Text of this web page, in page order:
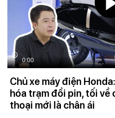
0:00
Chủ xe máy điện
hóa trạm đổi pin, tối về
thoại mới là chân ái